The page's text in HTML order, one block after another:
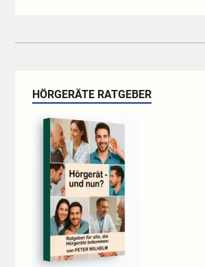
HÖRGERÄTE RATGEBER